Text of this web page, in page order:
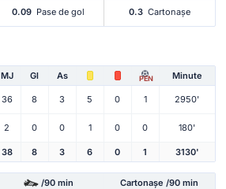
0.09 Pase de gol 0.3 Cartonașe
MJ Gl As PEN Minute
36 8 3 5 0 1 2950'
2 0 0 1 0 0 180'
38 8 3 6 0 1 3130'
/90 min Cartonașe /90 min